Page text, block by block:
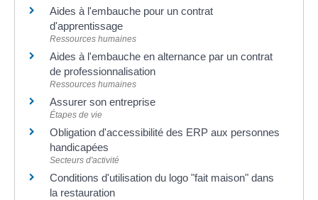
Aides à l'embauche pour un contrat
d'apprentissage
Ressources humaines
Aides à l'embauche en alternance par un contrat
de professionnalisation
Ressources humaines
Assurer son entreprise
Étapes de vie
Obligation d'accessibilité des ERP aux personnes
handicapées
Secteurs d'activité
Conditions d'utilisation du logo "fait maison" dans
la restauration